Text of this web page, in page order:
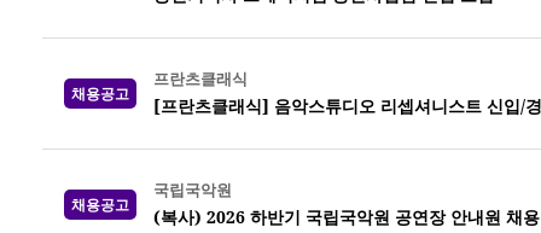
채용공고
프란츠클래식
[프란츠클래식] 음악스튜디오 리셉셔니스트 신입/
채용공고
국립국악원
(복사) 2026 하반기 국립국악원 공연장 안내원 채